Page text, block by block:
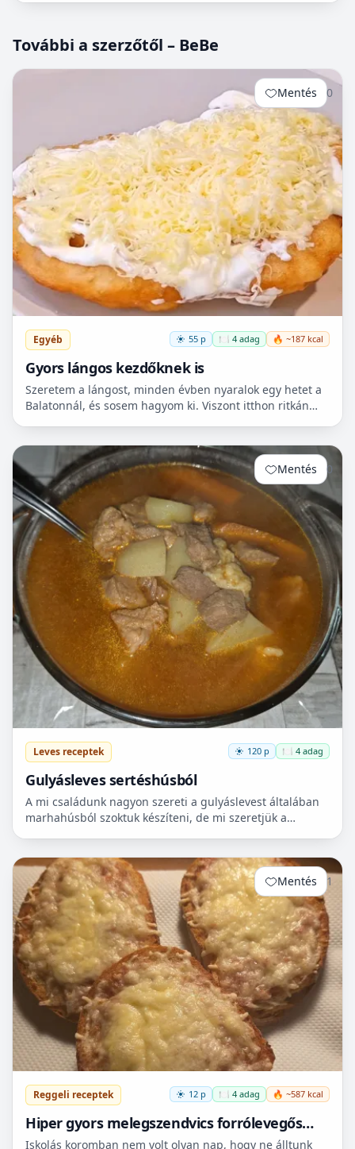
További a szerzőtől – BeBe
Mentés 0
Egyéb 55 p 🍽️ 4 adag 🔥 ~187 kcal
Gyors lángos kezdőknek is
Szeretem a lángost, minden évben nyaralok egy hetet a
Balatonnál, és sosem hagyom ki. Viszont itthon ritkán
Mentés 0
Leves receptek 120 p 🍽️ 4 adag
Gulyásleves sertéshúsból
A mi családunk nagyon szereti a gulyáslevest általában
marhahúsból szoktuk készíteni, de mi szeretjük a
Mentés 1
Reggeli receptek 12 p 🍽️ 4 adag 🔥 ~587 kcal
Hiper gyors melegszendvics forrólevegős
sütőbe
Iskolás koromban nem volt olyan nap, hogy ne álltunk